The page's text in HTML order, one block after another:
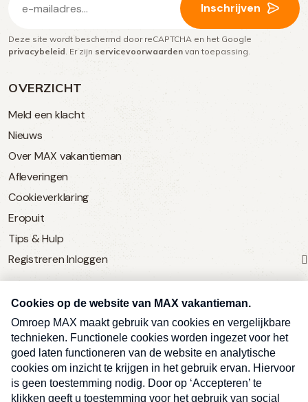
OVERZICHT
Meld een klacht
Nieuws
Over MAX vakantieman
Afleveringen
Cookieverklaring
Eropuit
Tips & Hulp
Registreren Inloggen
SERVICE
Over Omroep MAX
MAX Vandaag
MAX Meldpunt
Pers
mailadres
(Vereist)
Inschrijven
Deze site wordt beschermd door reCAPTCHA en het Google
privacybeleid. Er zijn servicevoorwaarden van toepassing.